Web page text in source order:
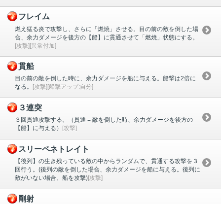
フレイム
燃え猛る炎で攻撃し、さらに「燃焼」させる。目の前の敵を倒した場
合、余力ダメージを後方の【船】に貫通させて「燃焼」状態にする。
[攻撃][異常付加]
貫船
目の前の敵を倒した時に、余力ダメージを船に与える。船撃は2倍に
なる。
[攻撃][船撃アップ:自分]
３連突
３回貫通攻撃する。（貫通 = 敵を倒した時、余力ダメージを後方の
【船】に与える）
[攻撃]
スリーペネトレイト
【後列】の生き残っている敵の中からランダムで、貫通する攻撃を３
回行う。(後列の敵を倒した場合、余力ダメージを船に与える。後列に
敵がいない場合、船を攻撃)[攻撃]
剛射